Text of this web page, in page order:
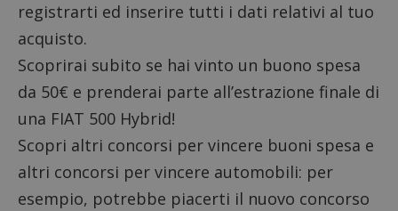
registrarti ed inserire tutti i dati relativi al tuo
acquisto.
Scoprirai subito se hai vinto un buono spesa
da 50€ e prenderai parte all’estrazione finale di
una FIAT 500 Hybrid!
Scopri altri concorsi per vincere buoni spesa e
altri concorsi per vincere automobili: per
esempio, potrebbe piacerti il nuovo concorso